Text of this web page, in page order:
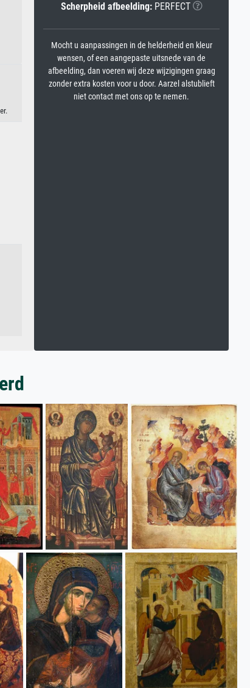
Scherpheid afbeelding:PERFECT
Mocht u aanpassingen in de helderheid en kleur
wensen, of een aangepaste uitsnede van de
afbeelding, dan voeren wij deze wijzigingen graag
zonder extra kosten voor u door. Aarzel alstublieft
niet contact met ons op te nemen.